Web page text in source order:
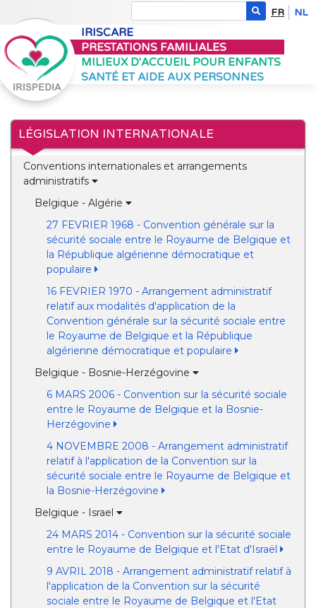
FR NL
IRISCARE
PRESTATIONS FAMILIALES
MILIEUX D'ACCUEIL POUR ENFANTS
SANTÉ ET AIDE AUX PERSONNES
LÉGISLATION INTERNATIONALE
Conventions internationales et arrangements
administratifs
Belgique - Algérie
27 FEVRIER 1968 - Convention générale sur la
sécurité sociale entre le Royaume de Belgique et
la République algérienne démocratique et
populaire
16 FEVRIER 1970 - Arrangement administratif
relatif aux modalités d'application de la
Convention générale sur la sécurité sociale entre
le Royaume de Belgique et la République
algérienne démocratique et populaire
Belgique - Bosnie-Herzégovine
6 MARS 2006 - Convention sur la sécurité sociale
entre le Royaume de Belgique et la Bosnie-
Herzégovine
4 NOVEMBRE 2008 - Arrangement administratif
relatif à l'application de la Convention sur la
sécurité sociale entre le Royaume de Belgique et
la Bosnie-Herzégovine
Belgique - Israel
24 MARS 2014 - Convention sur la sécurité sociale
entre le Royaume de Belgique et l'Etat d'Israël
9 AVRIL 2018 - Arrangement administratif relatif à
l'application de la Convention sur la sécurité
sociale entre le Royaume de Belgique et l'Etat